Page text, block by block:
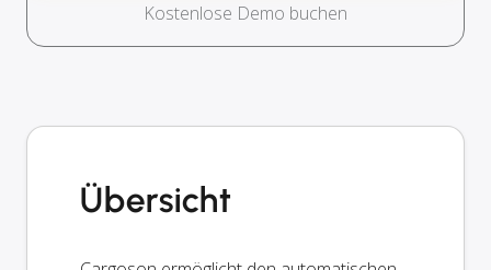
Kostenlose Demo buchen
Übersicht